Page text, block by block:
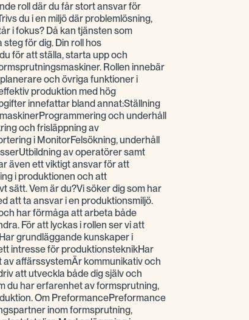
roll där du får stort ansvar för
du i en miljö där problemlösning,
i fokus? Då kan tjänsten som
för dig. Din roll hos
för att ställa, starta upp och
Rollen innebär
och övriga funktioner i
produktion med hög
innefattar bland annat:Ställning
och underhåll
och frisläppning av
i MonitorFelsökning, underhåll
av operatörer samt
även ett viktigt ansvar för att
i produktionen och att
sätt. Vem är du?Vi söker dig som har
att ta ansvar i en produktionsmiljö.
har förmåga att arbeta både
För att lyckas i rollen ser vi att
grundläggande kunskaper i
intresse för produktionsteknikHar
affärssystemÄr kommunikativ och
att utveckla både dig själv och
du har erfarenhet av formsprutning,
Om PreformancePreformance
inom formsprutning,